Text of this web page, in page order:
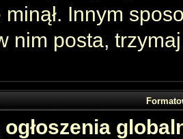
minął. Innym
nim posta,